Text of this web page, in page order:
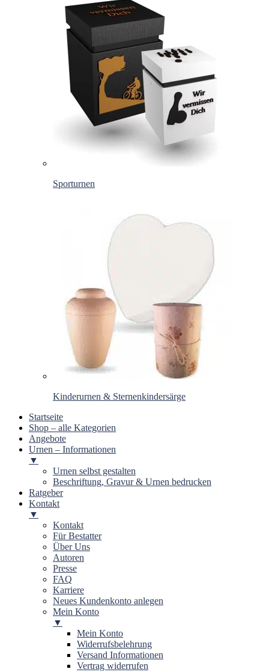
Sporturnen
Kinderurnen & Sternenkindersärge
Startseite
Shop – alle Kategorien
Angebote
Urnen – Informationen
▼
Urnen selbst gestalten
Beschriftung, Gravur & Urnen bedrucken
Ratgeber
Kontakt
▼
Kontakt
Für Bestatter
Über Uns
Autoren
Presse
FAQ
Karriere
Neues Kundenkonto anlegen
Mein Konto
▼
Mein Konto
Widerrufsbelehrung
Versand Informationen
Vertrag widerrufen